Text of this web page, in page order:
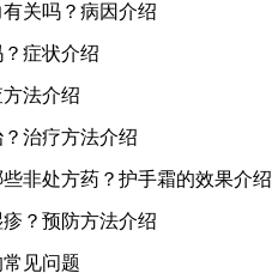
关吗？病因介绍
症状介绍
法介绍
治疗方法介绍
非处方药？护手霜的效果介绍
？预防方法介绍
见问题